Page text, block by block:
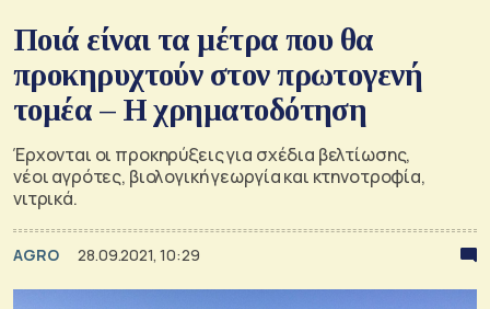
Ποιά είναι τα μέτρα που θα
προκηρυχτούν στον πρωτογενή
τομέα – Η χρηματοδότηση
Έρχονται οι προκηρύξεις για σχέδια βελτίωσης,
νέοι αγρότες, βιολογική γεωργία και κτηνοτροφία,
νιτρικά.
AGRO 28.09.2021, 10:29